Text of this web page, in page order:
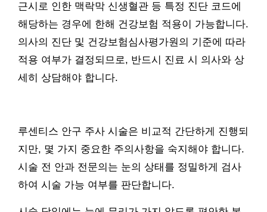
근시로 인한 맥락막 신생혈관 등 특정 진단 코드에
해당하는 경우에 한해 건강보험 적용이 가능합니다.
의사의 진단 및 건강보험심사평가원의 기준에 따라
적용 여부가 결정되므로, 반드시 진료 시 의사와 상
세히 상담해야 합니다.
루센티스 안구 주사 시술은 비교적 간단하게 진행되
지만, 몇 가지 중요한 주의사항을 숙지해야 합니다.
시술 전 안과 전문의는 눈의 상태를 정밀하게 검사
하여 시술 가능 여부를 판단합니다.